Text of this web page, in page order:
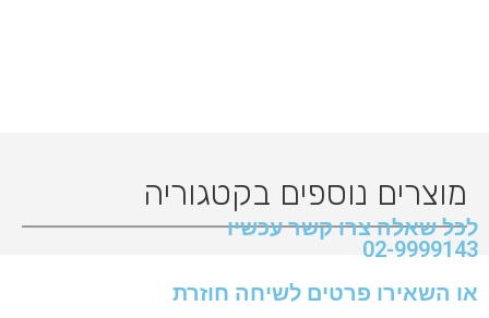
מוצרים נוספים בקטגוריה
לכל שאלה צרו קשר עכשיו
02-9999143
או השאירו פרטים לשיחה חוזרת